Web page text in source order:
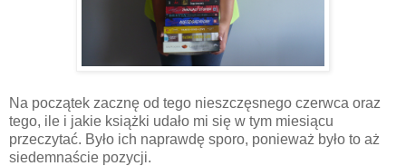
Na początek zacznę od tego nieszczęsnego czerwca oraz
tego, ile i jakie książki udało mi się w tym miesiącu
przeczytać. Było ich naprawdę sporo, ponieważ było to aż
siedemnaście pozycji.